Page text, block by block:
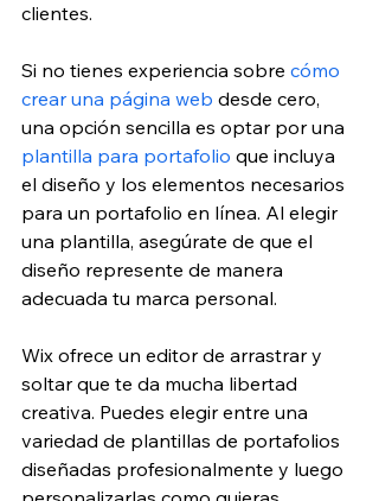
clientes.
Si no tienes experiencia sobre cómo
crear una página web desde cero,
una opción sencilla es optar por una
plantilla para portafolio que incluya
el diseño y los elementos necesarios
para un portafolio en línea. Al elegir
una plantilla, asegúrate de que el
diseño represente de manera
adecuada tu marca personal.
Wix ofrece un editor de arrastrar y
soltar que te da mucha libertad
creativa. Puedes elegir entre una
variedad de plantillas de portafolios
diseñadas profesionalmente y luego